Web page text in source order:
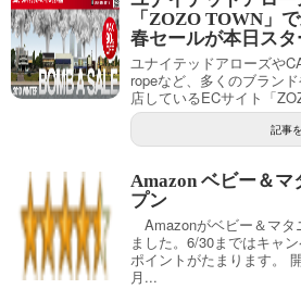
「ZOZO TOWN」
春セールが本日スタ
ユナイテッドアローズや
ropeなど、多くのブラン
店しているECサイト「
記事
Amazon ベビー＆
プン
Amazonがベビー＆マタ
ました。6/30まではキャ
ポイントがたまります。
月...